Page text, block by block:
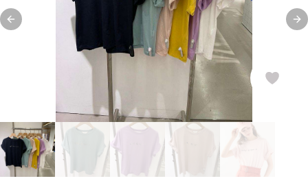
Previous slide